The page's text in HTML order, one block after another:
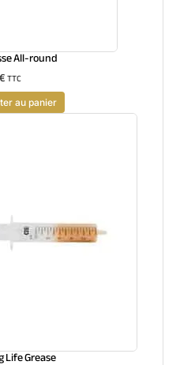
All-round
€TTC
au panier
Life Grease